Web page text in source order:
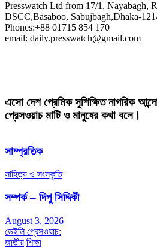
Presswatch Ltd from 17/1, Nayabagh,
DSCC,Basaboo, Sabujbagh,Dhaka-
Phones:+88 01715 854 170
email: daily.presswatch@gmail.com
এসো দেশ প্রেমিক সুশিক্ষিত নাগরিক
প্রেসওয়াচ মাটি ও মানুষের কথা বলে।
সাম্প্রতিক
সাহিত্য ও সংস্কৃতি
সম্পর্ক – দিপু সিদ্দিকী
August 3, 2026
ডেইলি প্রেসওয়াচ:
জাতীয় শিক্ষা